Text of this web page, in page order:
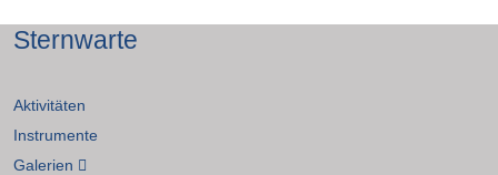
Sternwarte
Aktivitäten
Instrumente
Galerien